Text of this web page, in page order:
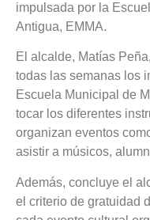
impulsada por la
Antigua, EMMA.
El alcalde, Matías
todas las semanas los
Escuela Municipal de
tocar los diferentes
organizan eventos
asistir a músicos,
Además, concluye el
el criterio de gratuidad